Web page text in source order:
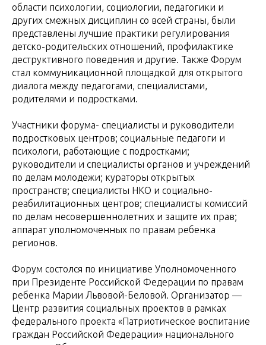
области психологии, социологии, педагогики и
других смежных дисциплин со всей страны, были
представлены лучшие практики регулирования
детско-родительских отношений, профилактике
деструктивного поведения и другие. Также Форум
стал коммуникационной площадкой для открытого
диалога между педагогами, специалистами,
родителями и подростками.
Участники форума- специалисты и руководители
подростковых центров; социальные педагоги и
психологи, работающие с подростками;
руководители и специалисты органов и учреждений
по делам молодежи; кураторы открытых
пространств; специалисты НКО и социально-
реабилитационных центров; специалисты комиссий
по делам несовершеннолетних и защите их прав;
аппарат уполномоченных по правам ребенка
регионов.
Форум состолся по инициативе Уполномоченного
при Президенте Российской Федерации по правам
ребенка Марии Львовой-Беловой. Организатор —
Центр развития социальных проектов в рамках
федерального проекта «Патриотическое воспитание
граждан Российской Федерации» национального